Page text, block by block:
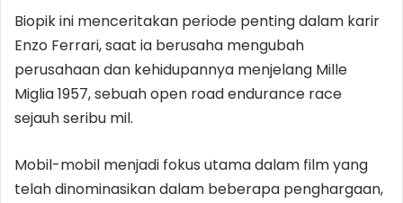
Biopik ini menceritakan periode penting dalam karir
Enzo Ferrari, saat ia berusaha mengubah
perusahaan dan kehidupannya menjelang Mille
Miglia 1957, sebuah open road endurance race
sejauh seribu mil.
Mobil-mobil menjadi fokus utama dalam film yang
telah dinominasikan dalam beberapa penghargaan,